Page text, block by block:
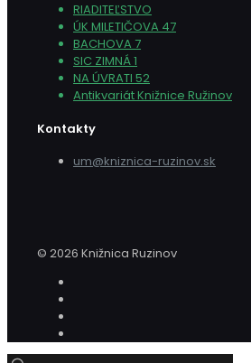
RIADITEĽSTVO
ÚK MILETIČOVA 47
BACHOVA 7
SIC ZIMNÁ 1
NA ÚVRATI 52
Antikvariát Knižnice Ružinov
Kontakty
um@kniznica-ruzinov.sk
© 2026 Knižnica Ruzinov